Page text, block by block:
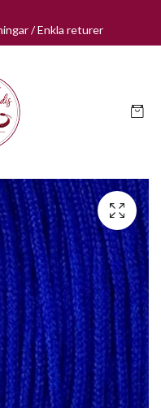
/ Enkla returer